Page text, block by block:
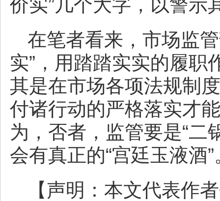
价实”几个大字，以警示
在笔者看来，市场监
实”，用踏踏实实的履职
其是在市场各项法规制
付诸行动的严格落实才
为，否者，监管要是“二
会有真正的“宫廷玉液酒”
【声明：本文代表作